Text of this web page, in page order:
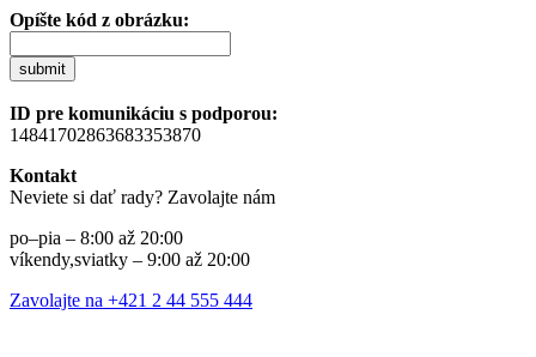
Opíšte kód z obrázku:
submit
ID pre komunikáciu s podporou:
14841702863683353870
Kontakt
Neviete si dať rady? Zavolajte nám
po–pia – 8:00 až 20:00
víkendy,sviatky – 9:00 až 20:00
Zavolajte na +421 2 44 555 444